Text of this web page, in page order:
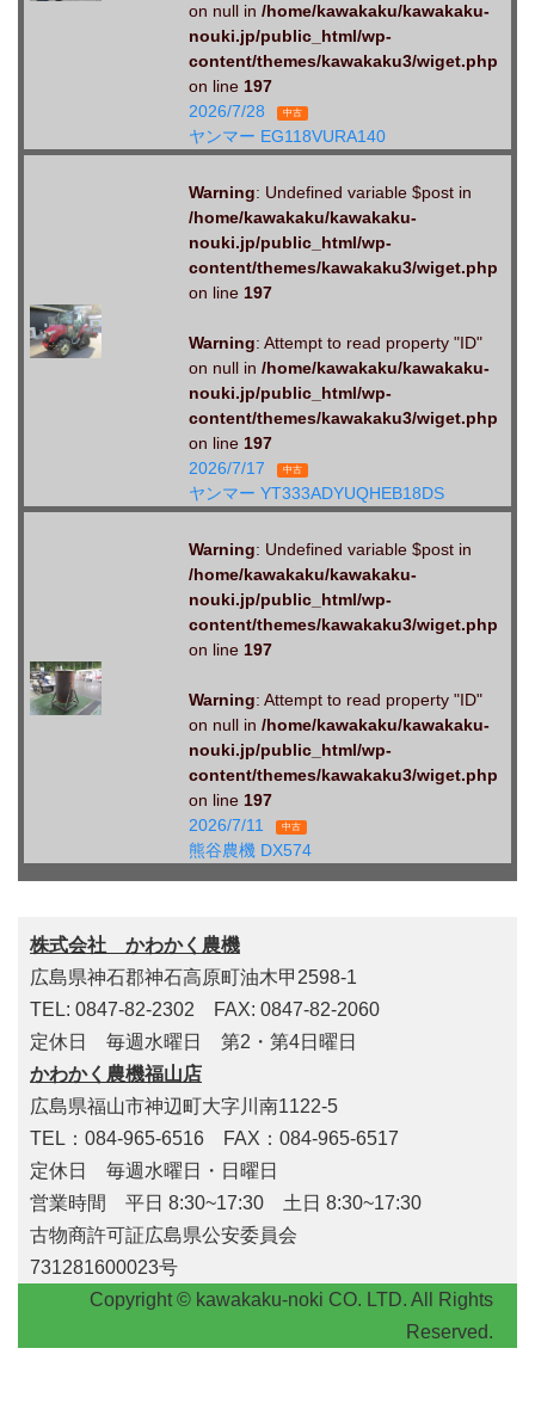
on null in /home/kawakaku/kawakaku-
nouki.jp/public_html/wp-
content/themes/kawakaku3/wiget.php
on line 197
2026/7/28
中古
ヤンマー EG118VURA140
Warning: Undefined variable $post in
/home/kawakaku/kawakaku-
nouki.jp/public_html/wp-
content/themes/kawakaku3/wiget.php
on line 197
Warning: Attempt to read property "ID"
on null in /home/kawakaku/kawakaku-
nouki.jp/public_html/wp-
content/themes/kawakaku3/wiget.php
on line 197
2026/7/17
中古
ヤンマー YT333ADYUQHEB18DS
Warning: Undefined variable $post in
/home/kawakaku/kawakaku-
nouki.jp/public_html/wp-
content/themes/kawakaku3/wiget.php
on line 197
Warning: Attempt to read property "ID"
on null in /home/kawakaku/kawakaku-
nouki.jp/public_html/wp-
content/themes/kawakaku3/wiget.php
on line 197
2026/7/11
中古
熊谷農機 DX574
株式会社 かわかく農機
広島県神石郡神石高原町油木甲2598-1
TEL: 0847-82-2302 FAX: 0847-82-2060
定休日 毎週水曜日 第2・第4日曜日
かわかく農機福山店
広島県福山市神辺町大字川南1122-5
TEL：084-965-6516 FAX：084-965-6517
定休日 毎週水曜日・日曜日
営業時間 平日 8:30~17:30 土日 8:30~17:30
古物商許可証広島県公安委員会
731281600023号
Copyright © kawakaku-noki CO. LTD. All Rights
Reserved.